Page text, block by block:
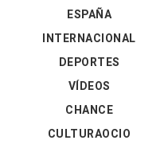
ESPAÑA
INTERNACIONAL
DEPORTES
VÍDEOS
CHANCE
CULTURAOCIO